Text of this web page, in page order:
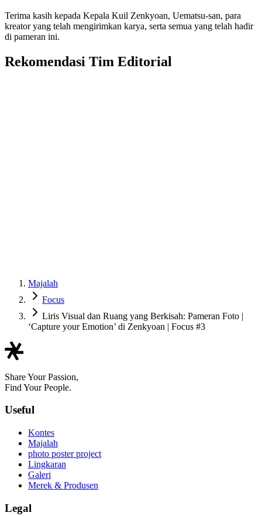
Terima kasih kepada Kepala Kuil Zenkyoan, Uematsu-san, para
kreator yang telah mengirimkan karya, serta semua yang telah hadir
di pameran ini.
Rekomendasi Tim Editorial
Majalah
Focus
Liris Visual dan Ruang yang Berkisah: Pameran Foto |
‘Capture your Emotion’ di Zenkyoan | Focus #3
Share Your Passion,
Find Your People.
Useful
Kontes
Majalah
photo poster project
Lingkaran
Galeri
Merek & Produsen
Legal